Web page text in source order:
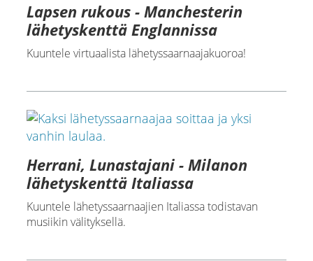
Lapsen rukous - Manchesterin
lähetyskenttä Englannissa
Kuuntele virtuaalista lähetyssaarnaajakuoroa!
Herrani, Lunastajani - Milanon
lähetyskenttä Italiassa
Kuuntele lähetyssaarnaajien Italiassa todistavan
musiikin välityksellä.